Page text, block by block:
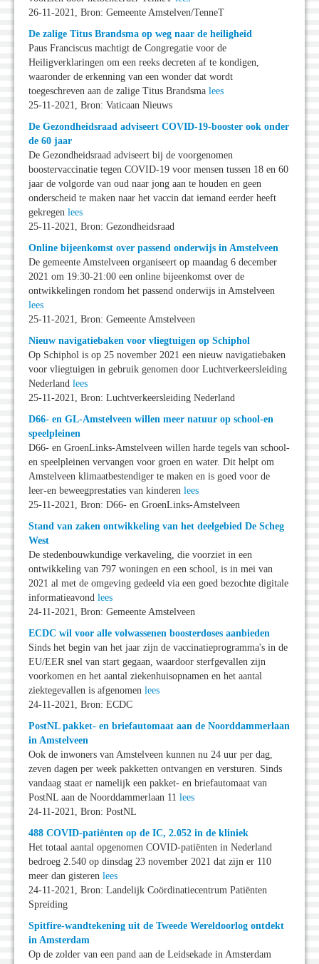
26-11-2021, Bron: Gemeente Amstelven/TenneT
De zalige Titus Brandsma op weg naar de heiligheid
Paus Franciscus machtigt de Congregatie voor de
Heiligverklaringen om een reeks decreten af te kondigen,
waaronder de erkenning van een wonder dat wordt
toegeschreven aan de zalige Titus Brandsma lees
25-11-2021, Bron: Vaticaan Nieuws
De Gezondheidsraad adviseert COVID-19-booster ook onder
de 60 jaar
De Gezondheidsraad adviseert bij de voorgenomen
boostervaccinatie tegen COVID-19 voor mensen tussen 18 en 60
jaar de volgorde van oud naar jong aan te houden en geen
onderscheid te maken naar het vaccin dat iemand eerder heeft
gekregen lees
25-11-2021, Bron: Gezondheidsraad
Online bijeenkomst over passend onderwijs in Amstelveen
De gemeente Amstelveen organiseert op maandag 6 december
2021 om 19:30-21:00 een online bijeenkomst over de
ontwikkelingen rondom het passend onderwijs in Amstelveen
lees
25-11-2021, Bron: Gemeente Amstelveen
Nieuw navigatiebaken voor vliegtuigen op Schiphol
Op Schiphol is op 25 november 2021 een nieuw navigatiebaken
voor vliegtuigen in gebruik genomen door Luchtverkeersleiding
Nederland lees
25-11-2021, Bron: Luchtverkeersleiding Nederland
D66- en GL-Amstelveen willen meer natuur op school-en
speelpleinen
D66- en GroenLinks-Amstelveen willen harde tegels van school-
en speelpleinen vervangen voor groen en water. Dit helpt om
Amstelveen klimaatbestendiger te maken en is goed voor de
leer-en beweegprestaties van kinderen lees
25-11-2021, Bron: D66- en GroenLinks-Amstelveen
Stand van zaken ontwikkeling van het deelgebied De Scheg
West
De stedenbouwkundige verkaveling, die voorziet in een
ontwikkeling van 797 woningen en een school, is in mei van
2021 al met de omgeving gedeeld via een goed bezochte digitale
informatieavond lees
24-11-2021, Bron: Gemeente Amstelveen
ECDC wil voor alle volwassenen boosterdoses aanbieden
Sinds het begin van het jaar zijn de vaccinatieprogramma's in de
EU/EER snel van start gegaan, waardoor sterfgevallen zijn
voorkomen en het aantal ziekenhuisopnamen en het aantal
ziektegevallen is afgenomen lees
24-11-2021, Bron: ECDC
PostNL pakket- en briefautomaat aan de Noorddammerlaan
in Amstelveen
Ook de inwoners van Amstelveen kunnen nu 24 uur per dag,
zeven dagen per week pakketten ontvangen en versturen. Sinds
vandaag staat er namelijk een pakket- en briefautomaat van
PostNL aan de Noorddammerlaan 11 lees
24-11-2021, Bron: PostNL
488 COVID-patiënten op de IC, 2.052 in de kliniek
Het totaal aantal opgenomen COVID-patiënten in Nederland
bedroeg 2.540 op dinsdag 23 november 2021 dat zijn er 110
meer dan gisteren lees
24-11-2021, Bron: Landelijk Coördinatiecentrum Patiënten
Spreiding
Spitfire-wandtekening uit de Tweede Wereldoorlog ontdekt
in Amsterdam
Op de zolder van een pand aan de Leidsekade in Amsterdam